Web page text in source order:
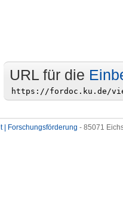
URL für die
| Forschungsförderung - 85071